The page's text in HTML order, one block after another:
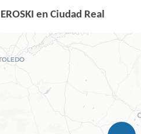
en Ciudad Real